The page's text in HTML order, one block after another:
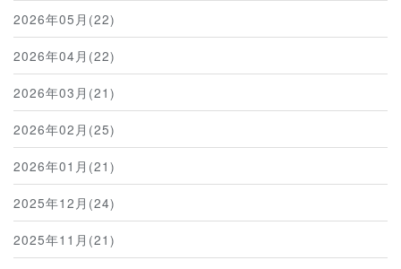
2026年05月(22)
2026年04月(22)
2026年03月(21)
2026年02月(25)
2026年01月(21)
2025年12月(24)
2025年11月(21)